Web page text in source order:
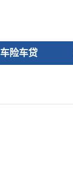
车险车贷